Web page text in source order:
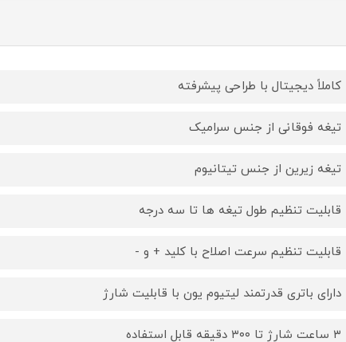
کاملاً دیجیتال با طراحی پیشرفته
تیغه فوقانی از جنس سرامیک
تیغه زیرین از جنس تیتانیوم
قابلیت تنظیم طول تیغه ها تا سه درجه
قابلیت تنظیم سرعت اصلاح با کلید + و -
دارای باتری قدرتمند لیتیوم یون با قابلیت شارژ
۳ ساعت شارژ تا ۳۰۰ دقیقه قابل استفاده